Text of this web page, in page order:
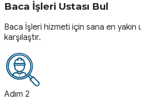
Baca İşleri Ustası Bul
Baca İşleri hizmeti için sana en yakın
karşılaştır.
Adım 2